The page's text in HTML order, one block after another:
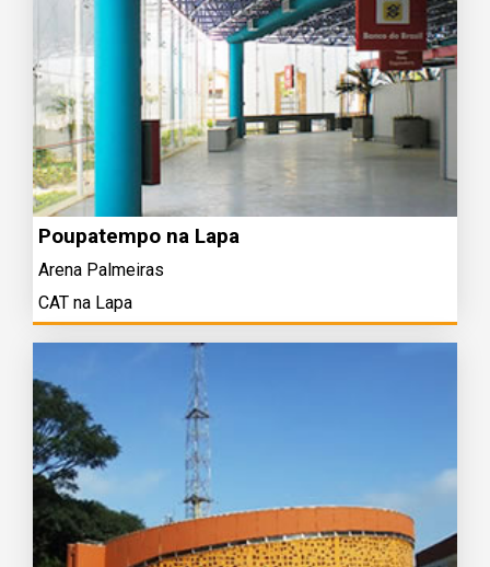
Poupatempo na Lapa
Arena Palmeiras
CAT na Lapa